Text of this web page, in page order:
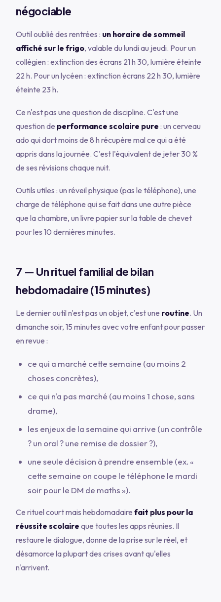
négociable
Outil oublié des rentrées : un horaire de sommeil
affiché sur le frigo, valable du lundi au jeudi. Pour un
collégien : extinction des écrans 21 h 30, lumière éteinte
22 h. Pour un lycéen : extinction écrans 22 h 30, lumière
éteinte 23 h.
Ce n'est pas une question de discipline. C'est une
question de performance scolaire pure : un cerveau
ado qui dort moins de 8 h récupère mal ce qui a été
appris dans la journée. C'est l'équivalent de jeter 30 %
de ses révisions chaque nuit.
Outils utiles : un réveil physique (pas le téléphone), une
charge de téléphone qui se fait dans une autre pièce
que la chambre, un livre papier sur la table de chevet
pour les 10 dernières minutes.
7 — Un rituel familial de bilan
hebdomadaire (15 minutes)
Le dernier outil n'est pas un objet, c'est une routine. Un
dimanche soir, 15 minutes avec votre enfant pour passer
en revue :
ce qui a marché cette semaine (au moins 2
choses concrètes),
ce qui n'a pas marché (au moins 1 chose, sans
drame),
les enjeux de la semaine qui arrive (un contrôle
? un oral ? une remise de dossier ?),
une seule décision à prendre ensemble (ex.«
cette semaine on coupe le téléphone le mardi
soir pour le DM de maths »).
Ce rituel court mais hebdomadaire fait plus pour la
réussite scolaire que toutes les apps réunies. Il
restaure le dialogue, donne de la prise sur le réel, et
désamorce la plupart des crises avant qu'elles
n'arrivent.